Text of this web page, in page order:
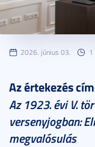
2026. június 03. 1
Az értekezés
Az 1923. évi V.
versenyjogban:
megvalósulás